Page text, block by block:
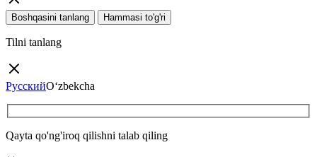
Boshqasini tanlang Hammasi to'g'ri
Tilni tanlang
РусскийO‘zbekcha
Qayta qo'ng'iroq qilishni talab qiling